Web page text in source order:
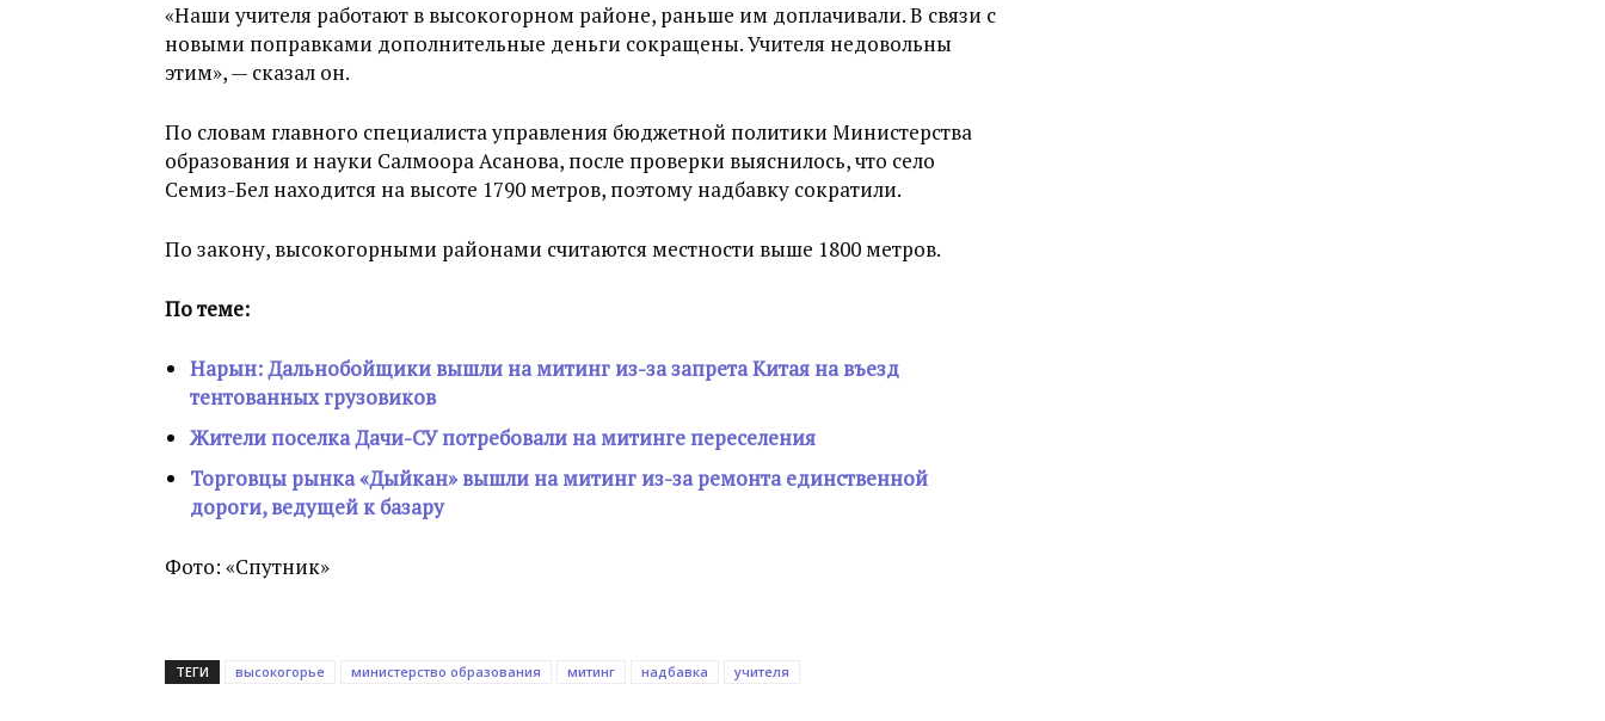
«Наши учителя работают в высокогорном районе, раньше им доплачивали. В связи с
новыми поправками дополнительные деньги сокращены. Учителя недовольны
этим», — сказал он.
По словам главного специалиста управления бюджетной политики Министерства
образования и науки Салмоора Асанова, после проверки выяснилось, что село
Семиз-Бел находится на высоте 1790 метров, поэтому надбавку сократили.
По закону, высокогорными районами считаются местности выше 1800 метров.
По теме:
Нарын: Дальнобойщики вышли на митинг из-за запрета Китая на въезд
тентованных грузовиков
Жители поселка Дачи-СУ потребовали на митинге переселения
Торговцы рынка «Дыйкан» вышли на митинг из-за ремонта единственной
дороги, ведущей к базару
Фото: «Спутник»
ТЕГИ высокогорье министерство образования митинг надбавка учителя